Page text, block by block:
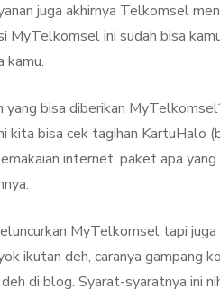
juga akhirnya Telkomsel
MyTelkomsel ini sudah bisa
kamu.
yang bisa diberikan
kita bisa cek tagihan KartuHalo
internet, paket apa
MyTelkomsel tapi
ikutan deh, caranya gampang
di blog. Syarat-syaratnya ini